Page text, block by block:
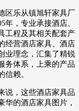
区乐从镇旭轩家具厂
年，专业承接酒店、
工程及其相关配套产
经营酒店家具、酒店
业理念，汇集了精锐
务体系，上乘的产品
信赖。
说，这些酒店家具品
华的酒店家具图片，